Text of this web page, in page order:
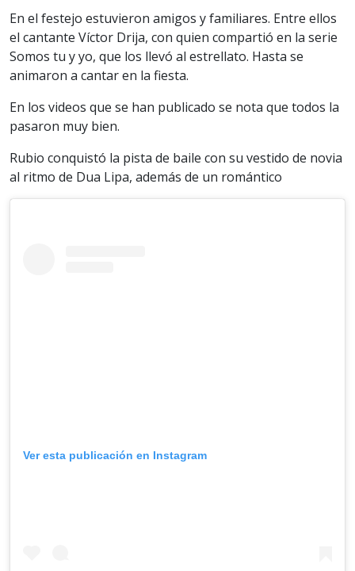
En el festejo estuvieron amigos y familiares. Entre ellos
el cantante Víctor Drija, con quien compartió en la serie
Somos tu y yo, que los llevó al estrellato. Hasta se
animaron a cantar en la fiesta.
En los videos que se han publicado se nota que todos la
pasaron muy bien.
Rubio conquistó la pista de baile con su vestido de novia
al ritmo de Dua Lipa, además de un romántico
Ver esta publicación en Instagram